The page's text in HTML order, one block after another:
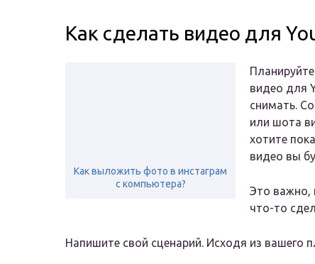
Как сделать видео для
Как выложить фото в инстаграм
с компьютера?
видео для
снимать.
или шота
хотите
видео вы
Это важно,
что-то
Напишите свой сценарий. Исходя из вашего